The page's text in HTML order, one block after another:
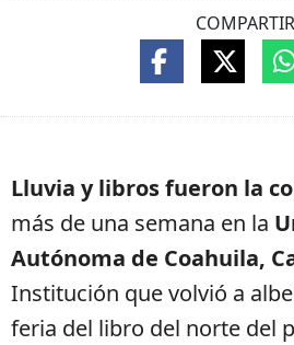
COMPARTIR
Lluvia y libros fueron la
más de una semana en la
Autónoma de Coahuila,
Institución que volvió a
feria del libro del norte del